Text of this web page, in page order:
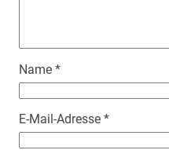
Name *
E-Mail-Adresse *